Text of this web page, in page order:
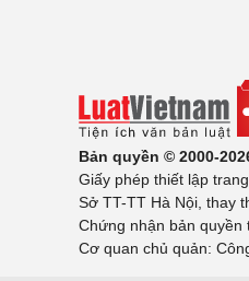
Bản quyền © 2000-
Giấy phép thiết lập
Sở TT-TT Hà Nội, thay
Chứng nhận bản quyền
Cơ quan chủ quản: